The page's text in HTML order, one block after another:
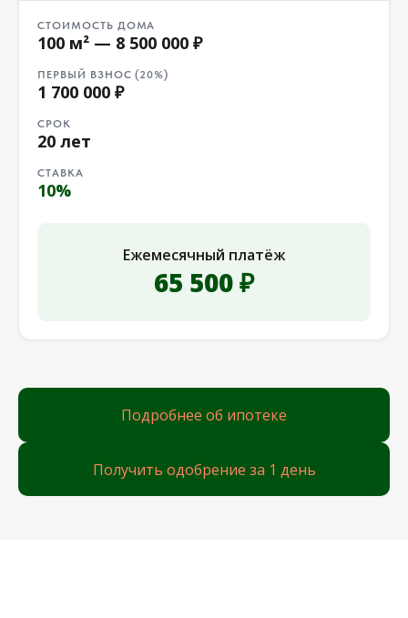
СТОИМОСТЬ ДОМА
100 м² — 8 500 000 ₽
ПЕРВЫЙ ВЗНОС (20%)
1 700 000 ₽
СРОК
20 лет
СТАВКА
10%
Ежемесячный платёж
65 500 ₽
Подробнее об ипотеке
Получить одобрение за 1 день